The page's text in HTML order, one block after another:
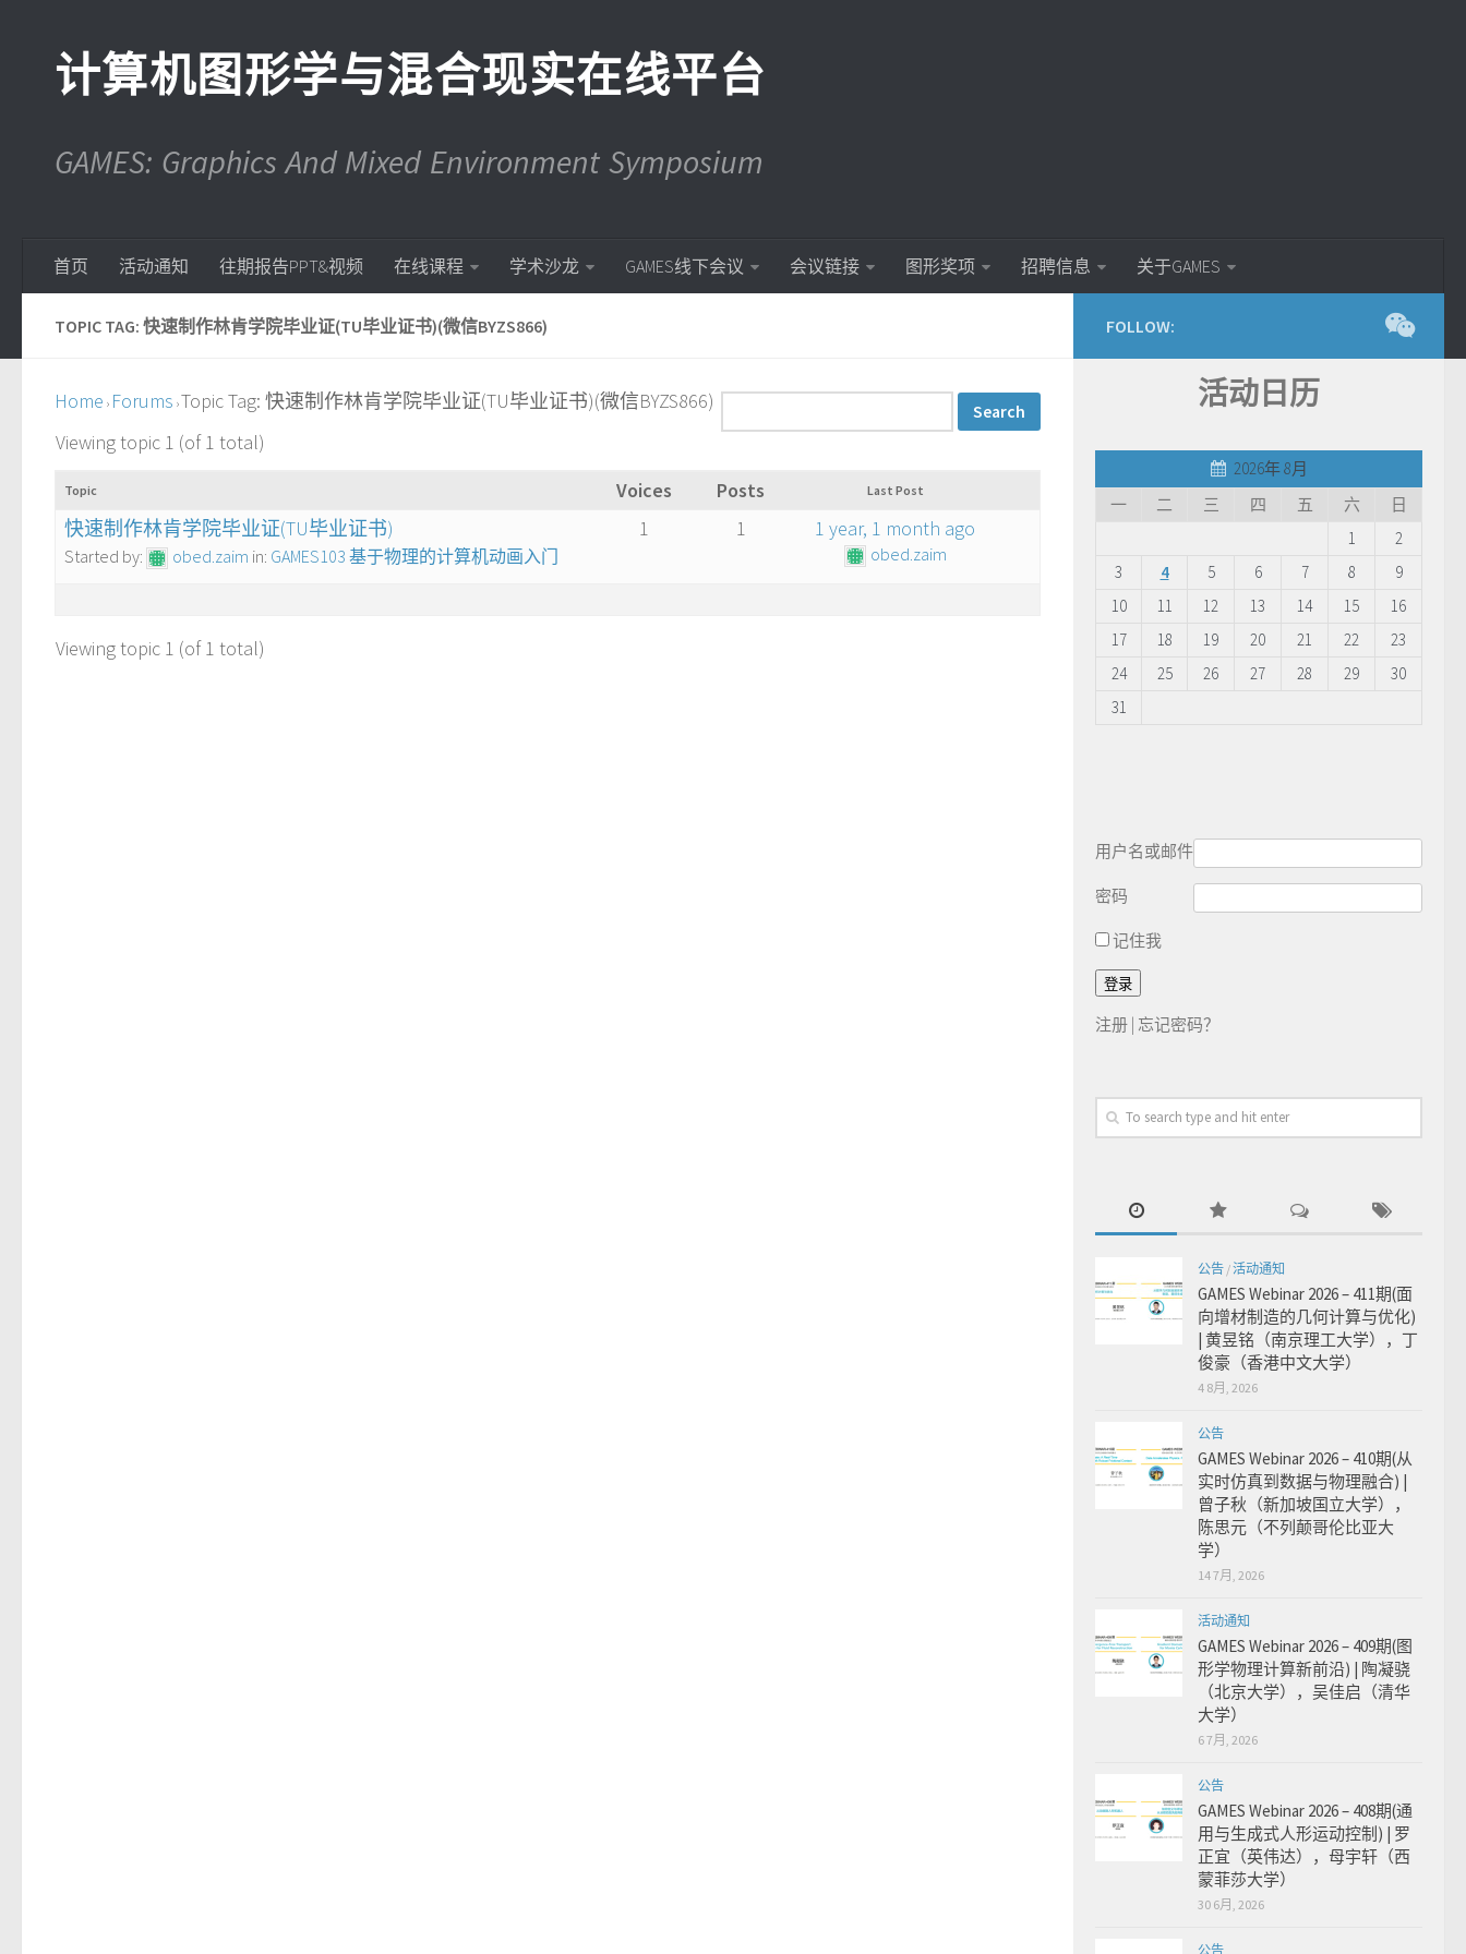
计算机图形学与混合现实在线平台
GAMES: Graphics And Mixed Environment Symposium
首页 活动通知 往期报告PPT&视频 在线课程 学术沙龙 GAMES线下会议 会议链接 图形奖项 招聘信息 关于GAMES
TOPIC TAG: 快速制作林肯学院毕业证(TU毕业证书)(微信BYZS866)
Home › Forums ›Topic Tag: 快速制作林肯学院毕业证(TU毕业证书)(微信BYZS866)
Viewing topic 1 (of 1 total)
Topic Voices Posts Last Post
快速制作林肯学院毕业证(TU毕业证书)
Started by: obed.zaim in: GAMES103 基于物理的计算机动画入门
1 1 1 year, 1 month ago
obed.zaim
Viewing topic 1 (of 1 total)
FOLLOW:
活动日历
2026年 8月
一
二 三 四 五 六
日
1
2
3
4 5 6 7 8
9
10
11 12 13 14 15
16
17
18 19 20 21 22
23
24
25 26 27 28 29
30
31
用户名或邮件
密码
记住我
注册 | 忘记密码？
公告 /活动通知
GAMES Webinar 2026 – 411期(面
向增材制造的几何计算与优化)
| 黄昱铭（南京理工大学），丁
俊豪（香港中文大学）
4 8月, 2026
公告
GAMES Webinar 2026 – 410期(从
实时仿真到数据与物理融合) |
曾子秋（新加坡国立大学），
陈思元（不列颠哥伦比亚大
学）
14 7月, 2026
活动通知
GAMES Webinar 2026 – 409期(图
形学物理计算新前沿) | 陶凝骁
（北京大学），吴佳启（清华
大学）
6 7月, 2026
公告
GAMES Webinar 2026 – 408期(通
用与生成式人形运动控制) | 罗
正宜（英伟达），母宇轩（西
蒙菲莎大学）
30 6月, 2026
公告